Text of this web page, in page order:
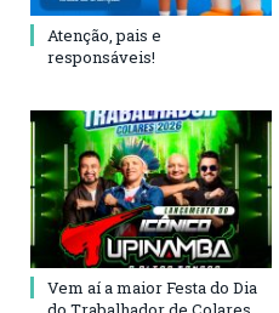
Atenção, pais e
responsáveis!
Vem aí a maior Festa do Dia